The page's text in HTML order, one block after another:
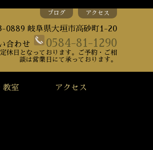
ブログ アクセス
0889 岐阜県大垣市高砂町1-20
合わせ
0584-81-1290
日となっております。ご予約・ご相
談は営業日にて承っております。
教室 アクセス